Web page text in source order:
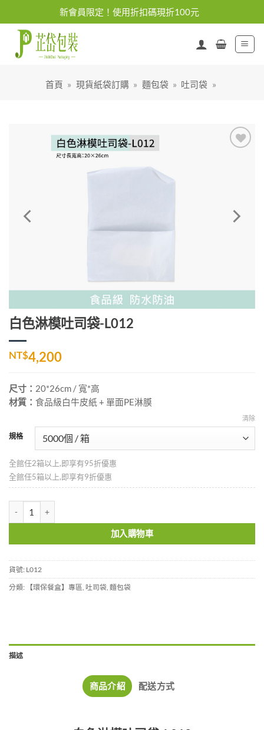
content
新會員限定！使用折扣碼現折100元
首頁 » 現貨紙袋訂購 » 麵包袋 » 吐司袋 »
白色淋模吐司袋-L012
NT$4,200
尺寸： 20*26cm / 寬*高
材質： 食品級白牛皮紙 + 單面PE淋膜
規格
清除
全館任2箱以上,即享有95折優惠
全館任5箱以上,即享有9折優惠
加入購物車
貨號: L012
分類:
【環保餐盒】專區 吐司袋 麵包袋
描述
商品介紹 配送方式